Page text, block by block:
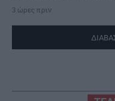
3 ώρες πριν